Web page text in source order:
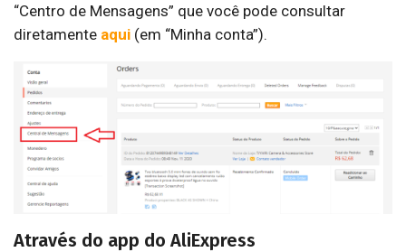
“Centro de Mensagens” que você pode consultar
diretamente aqui (em “Minha conta”).
Através do app do AliExpress